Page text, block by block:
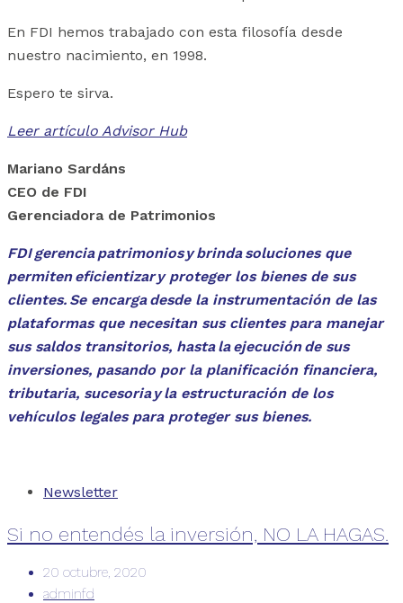
En FDI hemos trabajado con esta filosofía desde
nuestro nacimiento, en 1998.
Espero te sirva.
Leer artículo Advisor Hub
Mariano Sardáns
CEO de FDI
Gerenciadora de Patrimonios
FDI gerencia patrimonios y brinda soluciones que
permiten eficientizar y proteger los bienes de sus
clientes. Se encarga desde la instrumentación de las
plataformas que necesitan sus clientes para manejar
sus saldos transitorios, hasta la ejecución de sus
inversiones, pasando por la planificación financiera,
tributaria, sucesoria y la estructuración de los
vehículos legales para proteger sus bienes.
Newsletter
Si no entendés la inversión, NO LA HAGAS.
20 octubre, 2020
adminfd